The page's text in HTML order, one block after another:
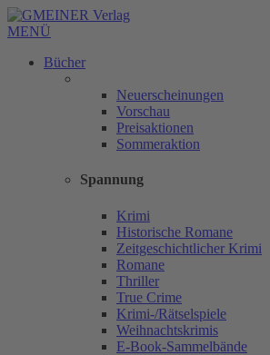
MENÜ
Bücher
Neuerscheinungen
Vorschau
Preisaktionen
Sommeraktion
Spannung
Krimi
Historische Romane
Zeitgeschichtlicher Krimi
Romane
Thriller
True Crime
Krimi-/Rätselspiele
Weihnachtskrimis
E-Book-Sammelbände